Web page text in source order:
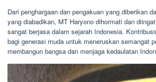
Dari penghargaan dan pengakuan yang diberikan
yang diabadikan, MT Haryono dihormati dan
sangat berjasa dalam sejarah Indonesia.
bagi generasi muda untuk meneruskan semangat
membangun bangsa dan menjaga kedaulatan